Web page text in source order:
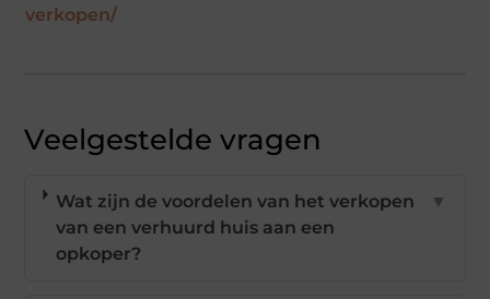
verkopen/
Veelgestelde vragen
Wat zijn de voordelen van het verkopen
van een verhuurd huis aan een
opkoper?
▼